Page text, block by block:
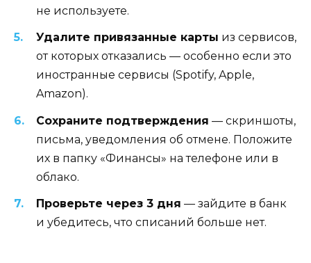
не используете.
Удалите привязанные карты из сервисов,
от которых отказались — особенно если это
иностранные сервисы (Spotify, Apple,
Amazon).
Сохраните подтверждения — скриншоты,
письма, уведомления об отмене. Положите
их в папку «Финансы» на телефоне или в
облако.
Проверьте через 3 дня — зайдите в банк
и убедитесь, что списаний больше нет.